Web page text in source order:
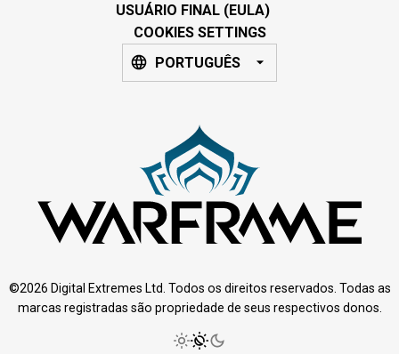
USUÁRIO FINAL (EULA)
COOKIES SETTINGS
PORTUGUÊS
©2026 Digital Extremes Ltd. Todos os direitos reservados. Todas as
marcas registradas são propriedade de seus respectivos donos.